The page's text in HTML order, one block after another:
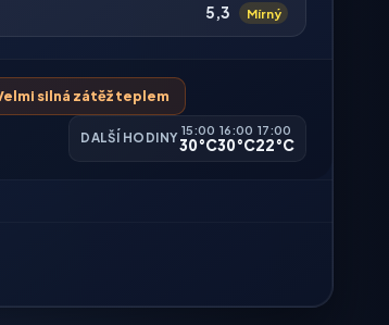
5,3 Mírný
silná zátěž teplem
DALŠÍ HODINY
15:00
30°C
16:00
30°C
17:00
22°C